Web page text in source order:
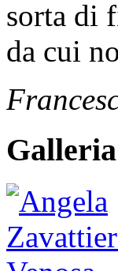
sorta di
da cui
Galleria